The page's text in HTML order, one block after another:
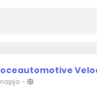
-